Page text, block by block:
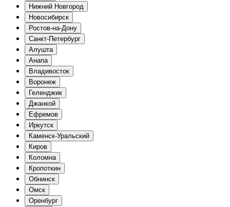
Нижний Новгород
Новосибирск
Ростов-на-Дону
Санкт-Петербург
Алушта
Анапа
Владивосток
Воронеж
Геленджик
Джанкой
Ефремов
Иркутск
Каменск-Уральский
Киров
Коломна
Кропоткин
Обнинск
Омск
Оренбург